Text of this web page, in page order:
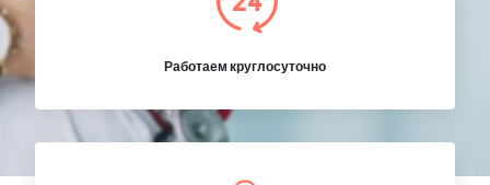
Работаем круглосуточно